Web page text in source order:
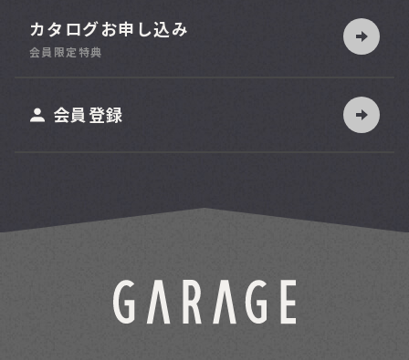
カタログお申し込み
会員限定特典
会員登録